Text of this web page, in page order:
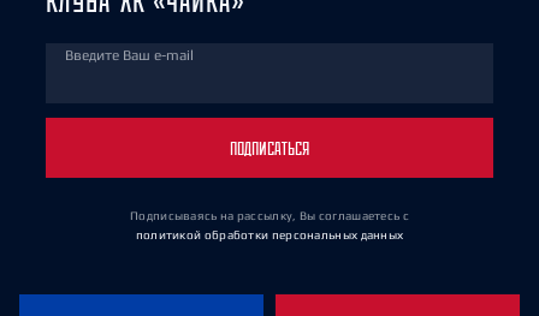
Введите Ваш e-mail
ПОДПИСАТЬСЯ
Подписываясь на рассылку, Вы соглашаетесь с
политикой обработки персональных данных